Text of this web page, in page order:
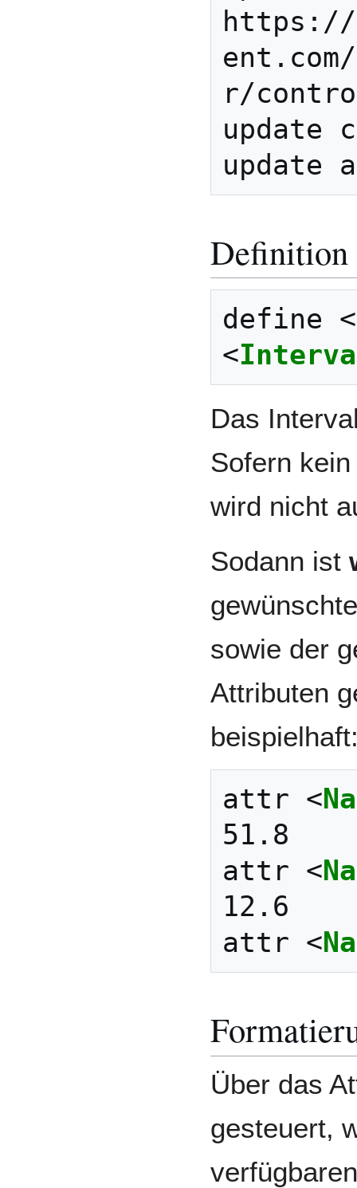
https://
ent.com/
r/
update
Definition
define <
<
Das
Sofern
wird nicht
Sodann ist
sowie der
Attributen
attr <
51.8
attr <
12.6
attr <
Über das
gesteuert,